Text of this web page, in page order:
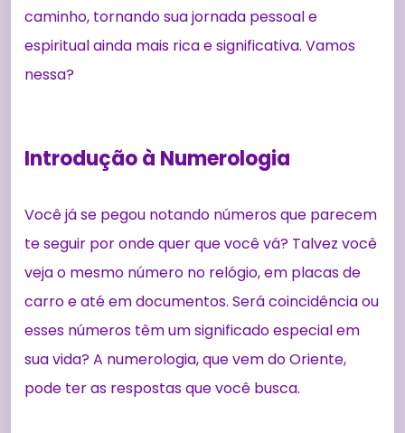
caminho, tornando sua jornada pessoal e
espiritual ainda mais rica e significativa. Vamos
nessa?
Introdução à Numerologia
Você já se pegou notando números que parecem
te seguir por onde quer que você vá? Talvez você
veja o mesmo número no relógio, em placas de
carro e até em documentos. Será coincidência ou
esses números têm um significado especial em
sua vida? A numerologia, que vem do Oriente,
pode ter as respostas que você busca.